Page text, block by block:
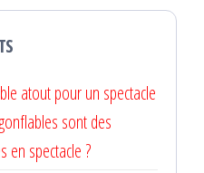
atout pour un spectacle
sont des
en spectacle ?